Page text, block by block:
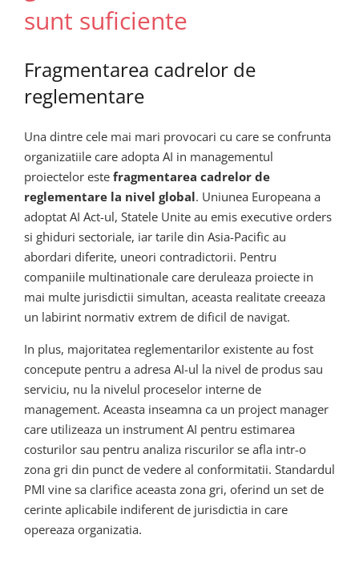
sunt suficiente
Fragmentarea cadrelor de
reglementare
Una dintre cele mai mari provocari cu care se confrunta
organizatiile care adopta AI in managementul
proiectelor este fragmentarea cadrelor de
reglementare la nivel global. Uniunea Europeana a
adoptat AI Act-ul, Statele Unite au emis executive orders
si ghiduri sectoriale, iar tarile din Asia-Pacific au
abordari diferite, uneori contradictorii. Pentru
companiile multinationale care deruleaza proiecte in
mai multe jurisdictii simultan, aceasta realitate creeaza
un labirint normativ extrem de dificil de navigat.
In plus, majoritatea reglementarilor existente au fost
concepute pentru a adresa AI-ul la nivel de produs sau
serviciu, nu la nivelul proceselor interne de
management. Aceasta inseamna ca un project manager
care utilizeaza un instrument AI pentru estimarea
costurilor sau pentru analiza riscurilor se afla intr-o
zona gri din punct de vedere al conformitatii. Standardul
PMI vine sa clarifice aceasta zona gri, oferind un set de
cerinte aplicabile indiferent de jurisdictia in care
opereaza organizatia.